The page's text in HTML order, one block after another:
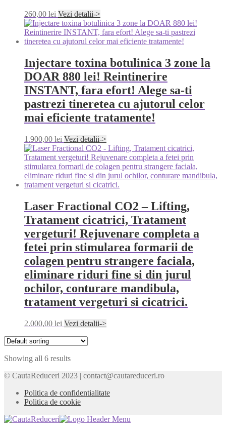
260,00 lei Vezi detalii->
Injectare toxina botulinica 3 zone la
DOAR 880 lei! Reintinerire
INSTANT, fara efort! Alege sa-ti
pastrezi tineretea cu ajutorul celor
mai eficiente tratamente!
1.900,00 lei Vezi detalii->
Laser Fractional CO2 – Lifting,
Tratament cicatrici, Tratament
vergeturi! Rejuvenare completa a
fetei prin stimularea formarii de
colagen pentru strangere faciala,
eliminare riduri fine si din jurul
ochilor, conturare mandibula,
tratament vergeturi si cicatrici.
2.000,00 lei Vezi detalii->
Showing all 6 results
Politica de confidentialitate
Politica de cookie
© CautaReduceri 2023 | contact@cautareduceri.ro